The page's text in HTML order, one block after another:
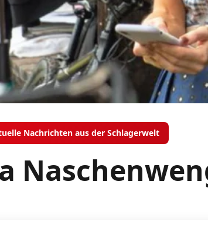
Nachrichten aus der Schlagerwelt